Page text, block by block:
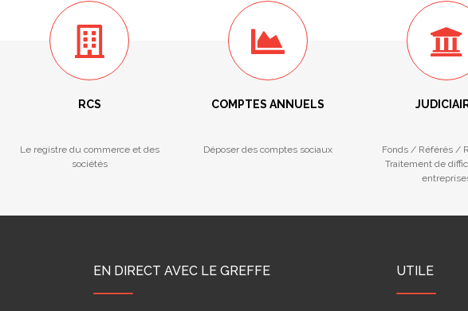
RCS
Le registre du commerce et des
sociétés
COMPTES ANNUELS
Déposer des comptes sociaux
Fonds / Référés /
Traitement de
EN DIRECT AVEC LE GREFFE UTILE